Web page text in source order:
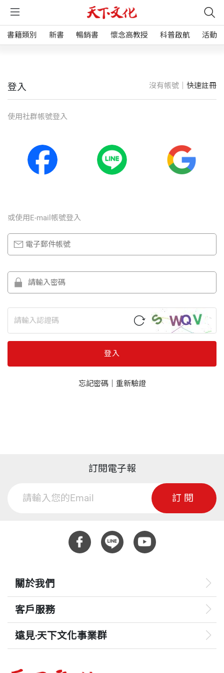
書籍類別 新書 暢銷書 懷念高教授 科普啟航 活動
登入 沒有帳號｜ 快速註冊
使⽤社群帳號登入
或使⽤E-mail帳號登入
登入
忘記密碼｜ 重新驗證
訂閱電子報
訂閱
關於我們
客戶服務
遠見‧天下文化事業群